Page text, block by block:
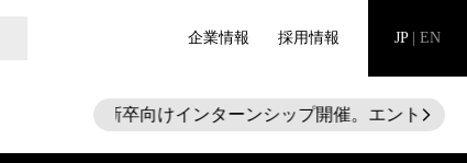
企業情報 採用情報 JP EN
28新卒向けインターンシップ開催。エントリー受付
arrow_forward_ios